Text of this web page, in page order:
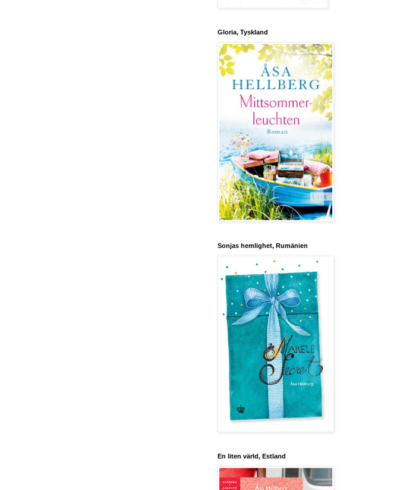
Gloria, Tyskland
Sonjas hemlighet, Rumänien
En liten värld, Estland